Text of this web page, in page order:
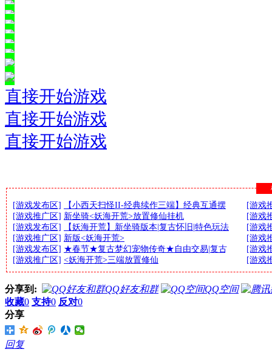
直接开始游戏
直接开始游戏
直接开始游戏
[游戏发布区]
【小西天扫怪II-经典续作三端】经典互通摆
[游戏推广区] 新坐骑<妖海开荒>放置修仙挂机
[游戏发布区]
【妖海开荒】新坐骑版本|复古怀旧|特色玩法
[游戏推广区] 新版<妖海开荒>
[游戏发布区] ★春节★复古梦幻宠物传奇★自由交易|复古
[游戏推广区] <妖海开荒>三端放置修仙
[游戏
[游戏
[游戏
[游戏
[游戏
[游戏
分享到: QQ好友和群
QQ空间
收藏0 支持0 反对0
分享
回复